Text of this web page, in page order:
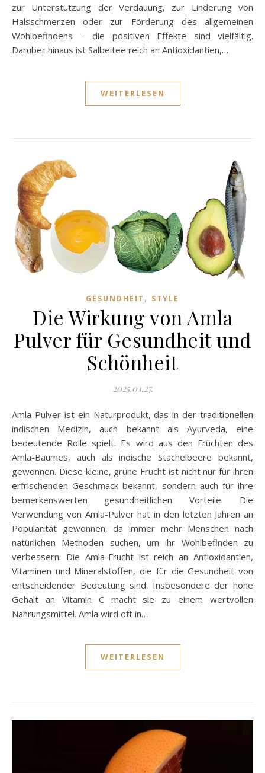
zur Unterstützung der Verdauung, zur Linderung von
Halsschmerzen oder zur Förderung des allgemeinen
Wohlbefindens – die positiven Effekte sind vielfältig.
Darüber hinaus ist Salbeitee reich an Antioxidantien,…
WEITERLESEN
GESUNDHEIT , STYLE
Die Wirkung von Amla
Pulver für Gesundheit und
Schönheit
2025.04.27.
Amla Pulver ist ein Naturprodukt, das in der traditionellen
indischen Medizin, auch bekannt als Ayurveda, eine
bedeutende Rolle spielt. Es wird aus den Früchten des
Amla-Baumes, auch als indische Stachelbeere bekannt,
gewonnen. Diese kleine, grüne Frucht ist nicht nur für ihren
erfrischenden Geschmack bekannt, sondern auch für ihre
bemerkenswerten gesundheitlichen Vorteile. Die
Verwendung von Amla-Pulver hat in den letzten Jahren an
Popularität gewonnen, da immer mehr Menschen nach
natürlichen Methoden suchen, um ihr Wohlbefinden zu
verbessern. Die Amla-Frucht ist reich an Antioxidantien,
Vitaminen und Mineralstoffen, die für die Gesundheit von
entscheidender Bedeutung sind. Insbesondere der hohe
Gehalt an Vitamin C macht sie zu einem wertvollen
Nahrungsmittel. Amla wird oft in…
WEITERLESEN